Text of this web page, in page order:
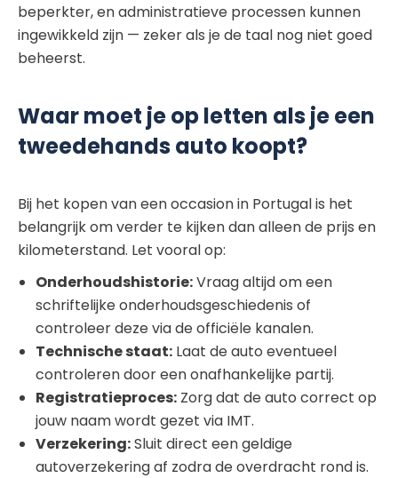
beperkter, en administratieve processen kunnen
ingewikkeld zijn — zeker als je de taal nog niet goed
beheerst.
Waar moet je op letten als je een
tweedehands auto koopt?
Bij het kopen van een occasion in Portugal is het
belangrijk om verder te kijken dan alleen de prijs en
kilometerstand. Let vooral op:
Onderhoudshistorie:Vraag altijd om een
schriftelijke onderhoudsgeschiedenis of
controleer deze via de officiële kanalen.
Technische staat: Laat de auto eventueel
controleren door een onafhankelijke partij.
Registratieproces: Zorg dat de auto correct op
jouw naam wordt gezet via IMT.
Verzekering:Sluit direct een geldige
autoverzekering af zodra de overdracht rond is.